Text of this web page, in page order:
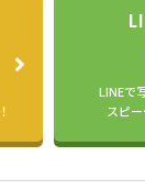
LINEで
スピ